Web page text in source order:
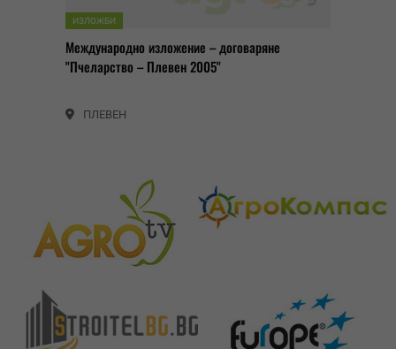
ИЗЛОЖБИ
Международно изложение – договаряне
"Пчеларство – Плевен 2005"
ПЛЕВЕН